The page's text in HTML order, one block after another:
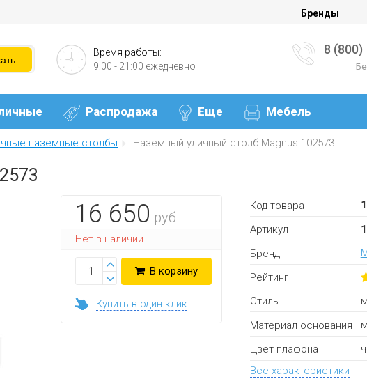
Бренды
Время работы:
9:00 - 21:00 ежедневно
8 (800)
Распродажа Еще Мебель
наземные столбы Наземный уличный столб Magnus 102573
16 650 руб
Нет в наличии
В корзину
Купить в один клик
Код товара
Артикул
Бренд
Рейтинг
Стиль
Материал основания
Цвет плафона
Все характеристики